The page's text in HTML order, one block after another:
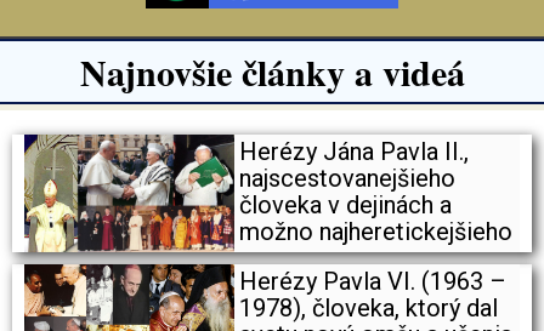
Najnovšie články a videá
Herézy Jána Pavla II.,
najscestovanejšieho
človeka v dejinách a
možno najheretickejšieho
Herézy Pavla VI. (1963 –
1978), človeka, ktorý dal